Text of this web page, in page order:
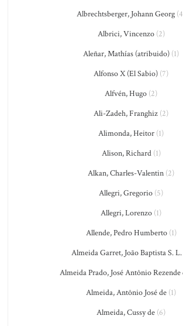
Albrechtsberger, Johann Georg
Albrici, Vincenzo(2)
Aleñar, Mathías (atribuido) (1)
Alfonso X (El Sabio) (7)
Alfvén, Hugo (2)
Ali-Zadeh, Franghiz (2)
Alimonda, Heitor (1)
Alison, Richard(1)
Alkan, Charles-Valentin (2)
Allegri, Gregorio (5)
Allegri, Lorenzo (1)
Allende, Pedro Humberto(1)
Almeida Garret, João Baptista S. L.
Almeida Prado, José Antônio Rezende
Almeida, Antônio José de (1)
Almeida, Cussy de (6)